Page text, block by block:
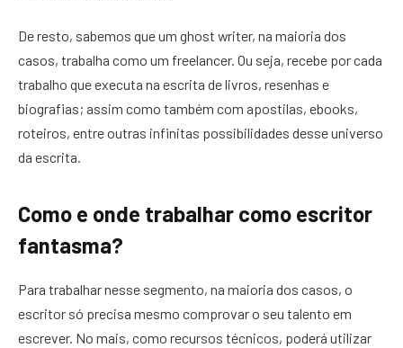
De resto, sabemos que um ghost writer, na maioria dos
casos, trabalha como um freelancer. Ou seja, recebe por cada
trabalho que executa na escrita de livros, resenhas e
biografias; assim como também com apostilas, ebooks,
roteiros, entre outras infinitas possibilidades desse universo
da escrita.
Como e onde trabalhar como escritor
fantasma?
Para trabalhar nesse segmento, na maioria dos casos, o
escritor só precisa mesmo comprovar o seu talento em
escrever. No mais, como recursos técnicos, poderá utilizar